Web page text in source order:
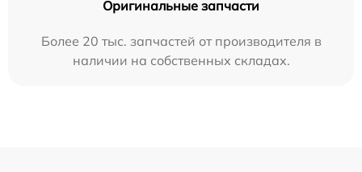
Оригинальные запчасти
Более 20 тыс. запчастей от производителя в
наличии на собственных складах.